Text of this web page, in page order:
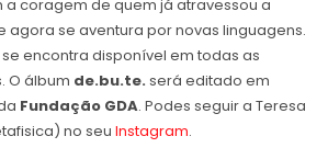
coragem de quem já atravessou a
agora se aventura por novas linguagens.
se encontra disponível em todas as
O álbum de.bu.te. será editado em
Fundação GDA. Podes seguir a Teresa
no seu Instagram.